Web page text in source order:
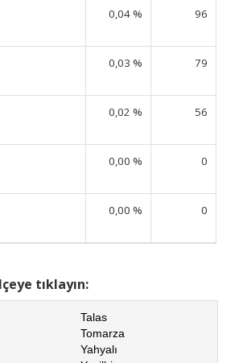
0,04 % 96
0,03 % 79
0,02 % 56
0,00 % 0
0,00 % 0
tıklayın:
Talas
Tomarza
Yahyalı